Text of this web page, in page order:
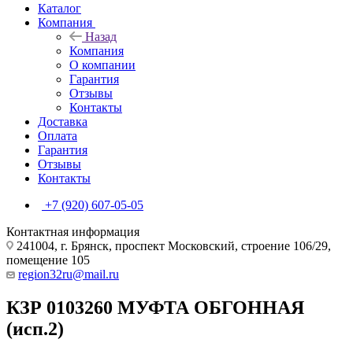
Каталог
Компания
Назад
Компания
О компании
Гарантия
Отзывы
Контакты
Доставка
Оплата
Гарантия
Отзывы
Контакты
+7 (920) 607-05-05
Контактная информация
241004, г. Брянск, проспект Московский, строение 106/29,
помещение 105
region32ru@mail.ru
КЗР 0103260 МУФТА ОБГОННАЯ
(исп.2)